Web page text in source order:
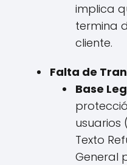
implica
termina
cliente.
Falta de
Base
usuarios
Texto
General